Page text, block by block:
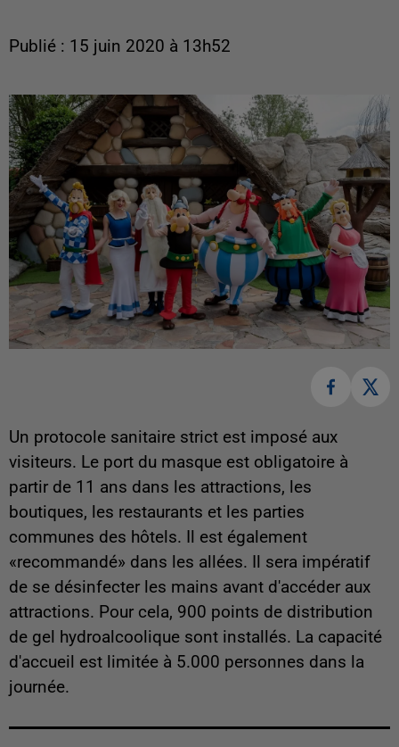
Publié : 15 juin 2020 à 13h52
Un protocole sanitaire strict est imposé aux
visiteurs. Le port du masque est obligatoire à
partir de 11 ans dans les attractions, les
boutiques, les restaurants et les parties
communes des hôtels. Il est également
«recommandé» dans les allées. Il sera impératif
de se désinfecter les mains avant d'accéder aux
attractions. Pour cela, 900 points de distribution
de gel hydroalcoolique sont installés. La capacité
d'accueil est limitée à 5.000 personnes dans la
journée.